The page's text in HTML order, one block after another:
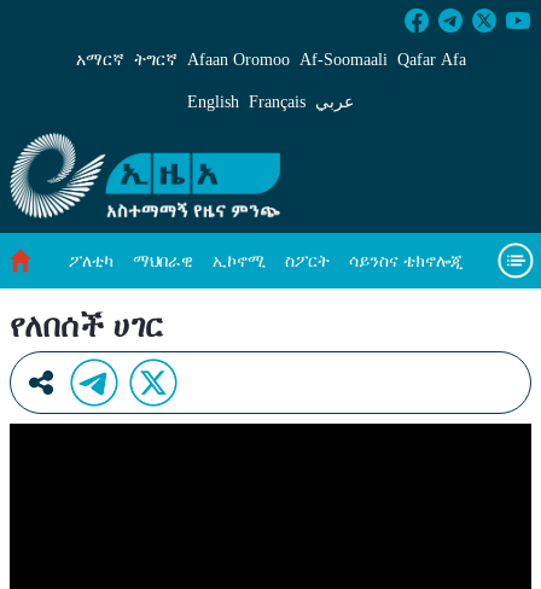
አማርኛ ትግርኛ Afaan Oromoo Af‑Soomaali Qafar Afa
English Français عربي
ፖለቲካ ማህበራዊ ኢኮኖሚ ስፖርት ሳይንስና ቴክኖሎጂ
አካባቢ ጥበቃ
የለበሰች ሀገር